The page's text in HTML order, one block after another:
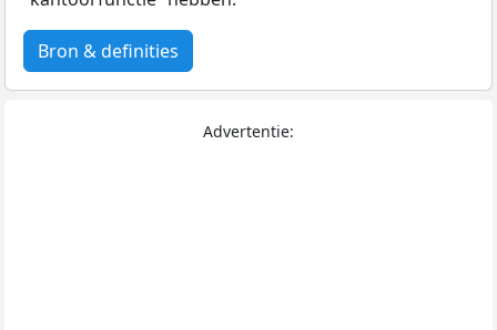
Bron & definities
Advertentie: